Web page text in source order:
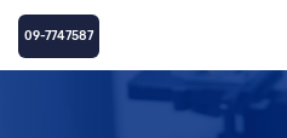
09-7747587